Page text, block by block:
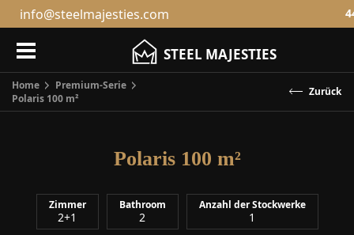
info@steelmajesties.com
STEEL MAJESTIES
Home
Premium-Serie
Polaris 100 m²
Polaris 100 m²
Zimmer
2+1
Bathroom
2
Anzahl der Stockwerke
1